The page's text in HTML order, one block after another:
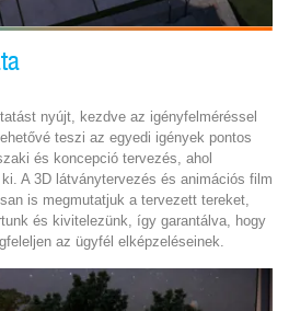
nyújt, kezdve az igényfelméréssel
teszi az egyedi igények pontos
és koncepció tervezés, ahol
A 3D látványtervezés és animációs film
is megmutatjuk a tervezett tereket,
és kivitelezünk, így garantálva, hogy
az ügyfél elképzeléseinek.